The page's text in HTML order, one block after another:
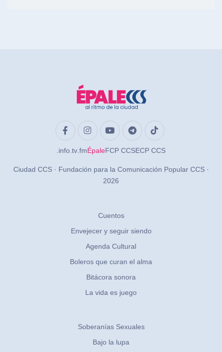
.info .tv .fmÉpaleFCP CCSECP CCS
Ciudad CCS · Fundación para la Comunicación Popular CCS ·
2026
Cuentos
Envejecer y seguir siendo
Agenda Cultural
Boleros que curan el alma
Bitácora sonora
La vida es juego
Soberanías Sexuales
Bajo la lupa